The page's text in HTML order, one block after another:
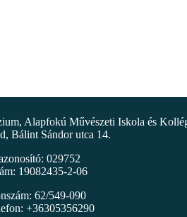
Alapfokú Művészeti Iskola és
Bálint Sándor utca 14.
029752
19082435-2-06
62/549-090
+36305356290